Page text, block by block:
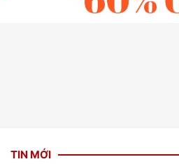
TIN MỚI